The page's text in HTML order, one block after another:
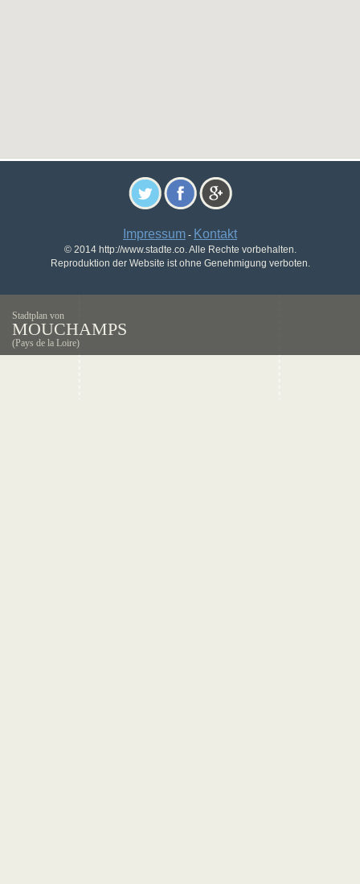
Impressum - Kontakt
© 2014 http://www.stadte.co. Alle Rechte vorbehalten.
Reproduktion der Website ist ohne Genehmigung verboten.
Stadtplan von
MOUCHAMPS
(Pays de la Loire)